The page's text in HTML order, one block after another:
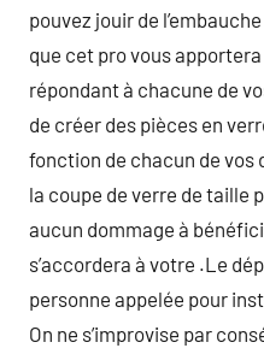
pouvez jouir de
que cet pro vous
répondant à chacune de
de créer des pièces en
fonction de chacun de vos
la coupe de verre de taille
aucun dommage à
s’accordera à votre .Le
personne appelée pour
On ne s’improvise par